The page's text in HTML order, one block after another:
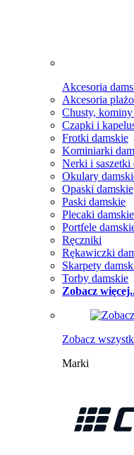
Akcesoria
Akcesoria
Chusty,
Czapki i
Frotki damskie
Kominiarki
Nerki i saszetki
Okulary
Opaski damskie
Paski damskie
Plecaki damskie
Portfele
Ręczniki
Rękawiczki
Skarpety
Torby damskie
Zobacz
Zobacz
Marki